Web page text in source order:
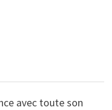
avec toute son